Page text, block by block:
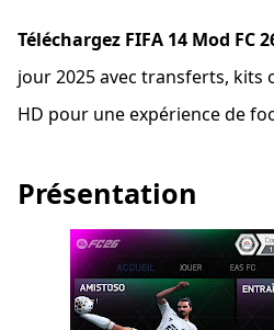
Téléchargez FIFA 14 Mod FC
jour 2025 avec transferts, kits
HD pour une expérience de
Présentation